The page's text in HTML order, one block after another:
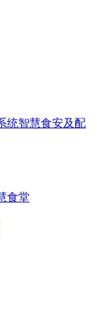
统智慧食安及配
食堂